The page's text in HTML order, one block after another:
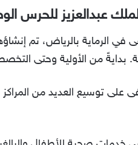
عبدالعزيز للحرس
بدايةً من الأولية وحتى